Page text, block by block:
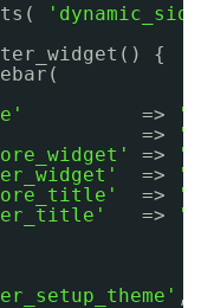
{
=>
=>
=>
=>
=>
=>
,